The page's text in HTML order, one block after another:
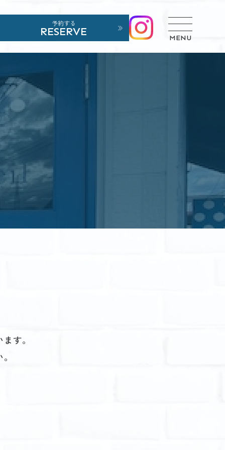
予約する
RESERVE MENU
す。